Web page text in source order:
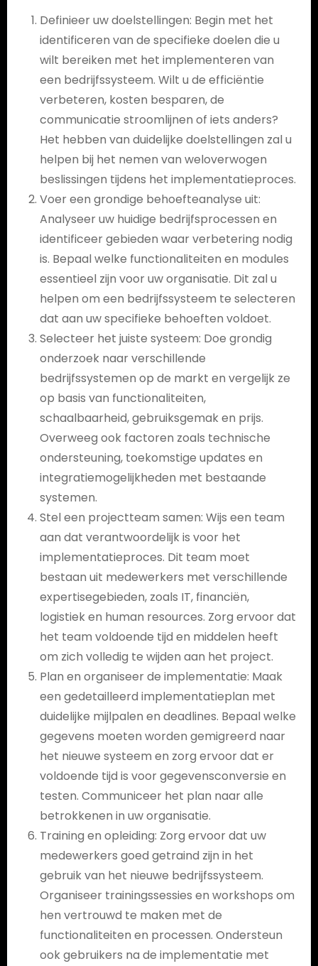
Definieer uw doelstellingen: Begin met het
identificeren van de specifieke doelen die u
wilt bereiken met het implementeren van
een bedrijfssysteem. Wilt u de efficiëntie
verbeteren, kosten besparen, de
communicatie stroomlijnen of iets anders?
Het hebben van duidelijke doelstellingen zal u
helpen bij het nemen van weloverwogen
beslissingen tijdens het implementatieproces.
Voer een grondige behoefteanalyse uit:
Analyseer uw huidige bedrijfsprocessen en
identificeer gebieden waar verbetering nodig
is. Bepaal welke functionaliteiten en modules
essentieel zijn voor uw organisatie. Dit zal u
helpen om een bedrijfssysteem te selecteren
dat aan uw specifieke behoeften voldoet.
Selecteer het juiste systeem: Doe grondig
onderzoek naar verschillende
bedrijfssystemen op de markt en vergelijk ze
op basis van functionaliteiten,
schaalbaarheid, gebruiksgemak en prijs.
Overweeg ook factoren zoals technische
ondersteuning, toekomstige updates en
integratiemogelijkheden met bestaande
systemen.
Stel een projectteam samen: Wijs een team
aan dat verantwoordelijk is voor het
implementatieproces. Dit team moet
bestaan uit medewerkers met verschillende
expertisegebieden, zoals IT, financiën,
logistiek en human resources. Zorg ervoor dat
het team voldoende tijd en middelen heeft
om zich volledig te wijden aan het project.
Plan en organiseer de implementatie: Maak
een gedetailleerd implementatieplan met
duidelijke mijlpalen en deadlines. Bepaal welke
gegevens moeten worden gemigreerd naar
het nieuwe systeem en zorg ervoor dat er
voldoende tijd is voor gegevensconversie en
testen. Communiceer het plan naar alle
betrokkenen in uw organisatie.
Training en opleiding: Zorg ervoor dat uw
medewerkers goed getraind zijn in het
gebruik van het nieuwe bedrijfssysteem.
Organiseer trainingssessies en workshops om
hen vertrouwd te maken met de
functionaliteiten en processen. Ondersteun
ook gebruikers na de implementatie met